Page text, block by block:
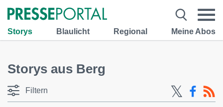
Storys Blaulicht Regional Meine Abos
Storys aus Berg
Filtern